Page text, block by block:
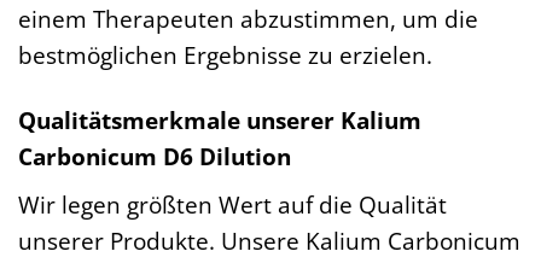
einem Therapeuten abzustimmen, um die
bestmöglichen Ergebnisse zu erzielen.
Qualitätsmerkmale unserer Kalium
Carbonicum D6 Dilution
Wir legen größten Wert auf die Qualität
unserer Produkte. Unsere Kalium Carbonicum